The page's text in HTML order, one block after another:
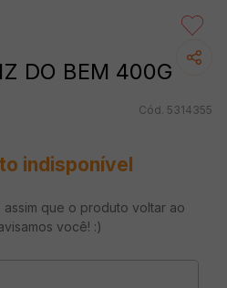
DO BEM 400G
5314355
indisponível
que o produto voltar ao
você! :)